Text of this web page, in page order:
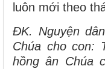
luôn mới theo
ĐK. Nguyện
Chúa cho con:
hồng ân Chúa